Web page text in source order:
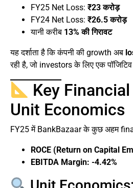
FY25 Net Loss: ₹23 करोड़
FY24 Net Loss: ₹26.5 करोड़
यानी करीब 13% की गिरावट
यह दर्शाता है कि कंपनी की growth अब
रही है, जो investors के लिए एक
Key
Unit Economics
FY25 में BankBazaar के कुछ अहम
ROCE (Return on Capital
EBITDA Margin: -4.42%